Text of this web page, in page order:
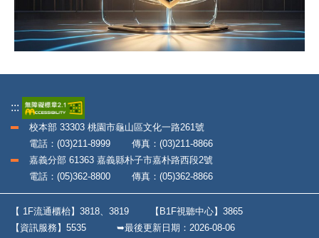
:::
校本部 33303 桃園市龜山區文化一路261號
電話：(03)211-8999 傳真：(03)211-8866
嘉義分部 61363 嘉義縣朴子市嘉朴路西段2號
電話：(05)362-8800 傳真：(05)362-8866
【 1F流通櫃枱】3818、3819
【B1F視聽中心】3865
【資訊服務】5535
2026-08-06
➥最後更新日期：